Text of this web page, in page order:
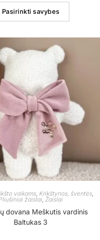
Pasirinkti savybes
vaikams Krikštynos, šventės
žaislai Žaislai
dovana Meškutis vardinis
Baltukas 3